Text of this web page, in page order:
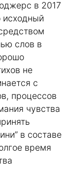
в 2017
исходный
слов в
не
с
процессов
чувства
в составе
время